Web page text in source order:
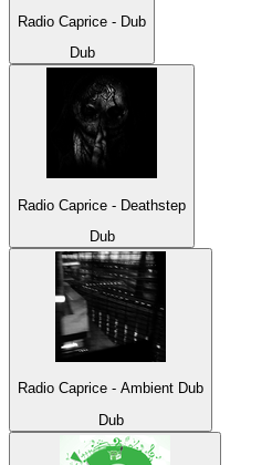
Radio Caprice - Dub
Dub
Radio Caprice - Deathstep
Dub
Radio Caprice - Ambient Dub
Dub